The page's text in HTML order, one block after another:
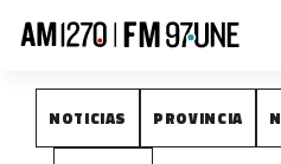
NOTICIAS
NOTICIAS PROVINCIA